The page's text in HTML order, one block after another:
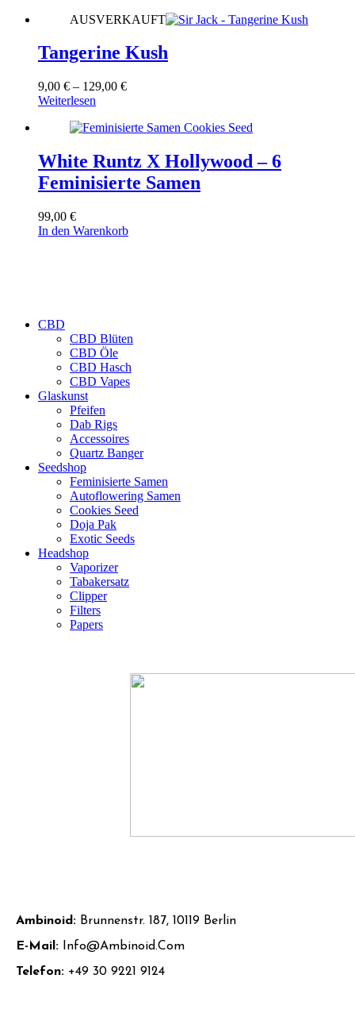
40,00 €
weist
Varianten
auf.
auf
der
gewählt
werden
AUSVERKAUFT
Tangerine Kush
9,00 € – 129,00 €Preisspanne:
129,00 €
Weiterlesen
White Runtz X Hollywood – 6
Feminisierte Samen
99,00 €
In den Warenkorb
CBD
CBD Blüten
CBD Öle
CBD Hasch
CBD Vapes
Glaskunst
Pfeifen
Dab Rigs
Accessoires
Quartz Banger
Seedshop
Feminisierte Samen
Autoflowering Samen
Cookies Seed
Doja Pak
Exotic Seeds
Headshop
Vaporizer
Tabakersatz
Clipper
Filters
Papers
Ambinoid: Brunnenstr. 187, 10119 Berlin
E-Mail: Info@ambinoid.com
Telefon: +49 30 9221 9124